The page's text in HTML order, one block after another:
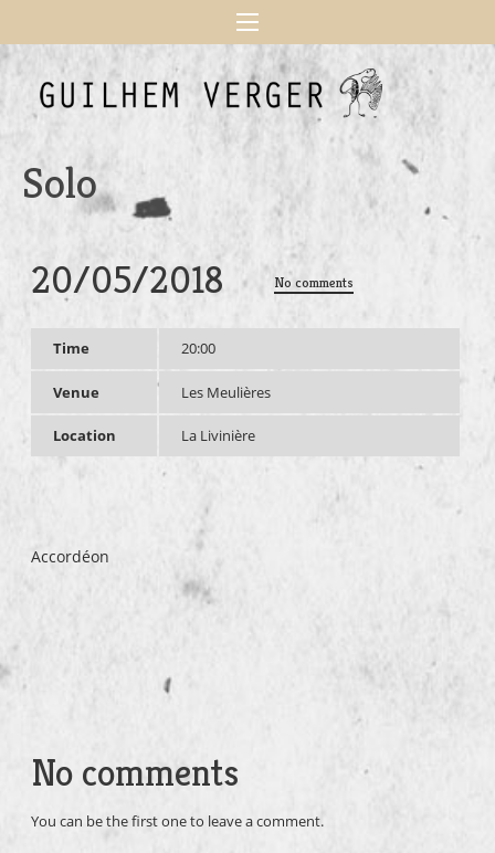
Solo
20/05/2018 No comments
Time 20:00
Venue Les Meulières
Location La Livinière
Accordéon
No comments
You can be the first one to leave a comment.